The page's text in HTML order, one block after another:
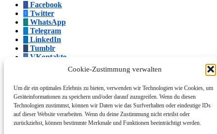
Cookie-Zustimmung verwalten
Um dir ein optimales Erlebnis zu bieten, verwenden wir Technologien wie Cookies, um
Geräteinformationen zu speichern und/oder darauf zuzugreifen. Wenn du diesen
Technologien zustimmst, können wir Daten wie das Surfverhalten oder eindeutige IDs
auf dieser Website verarbeiten. Wenn du deine Zustimmung nicht erteilst oder
zurückziehst, können bestimmte Merkmale und Funktionen beeinträchtigt werden.
Facebook
Twitter
WhatsApp
Telegram
LinkedIn
Tumblr
VKontakte
Link kopieren
Facebook
Twitter
WhatsApp
Telegram
LinkedIn